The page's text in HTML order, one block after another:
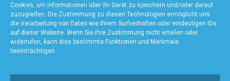
Cookies, um Informationen über Ihr Gerät zu speichern und/oder darauf
zuzugreifen. Die Zustimmung zu diesen Technologien ermöglicht uns
die Verarbeitung von Daten wie Ihrem Surfverhalten oder eindeutigen IDs
auf dieser Website. Wenn Sie Ihre Zustimmung nicht erteilen oder
widerrufen, kann dies bestimmte Funktionen und Merkmale
beeinträchtigen.